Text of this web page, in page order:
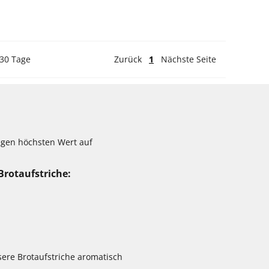
Tage Zurück 1 Nächste Seite
höchsten Wert auf
Brotaufstriche aromatisch